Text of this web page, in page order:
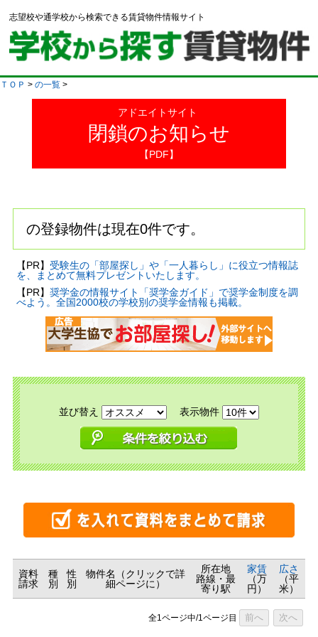
志望校や通学校から検索できる賃貸物件情報サイト
ＴＯＰ > の一覧 >
アドエイトサイト
閉鎖のお知らせ
【PDF】
の登録物件は現在0件です。
【PR】 受験生の「部屋探し」や「一人暮らし」に役立つ情報誌
を、まとめて無料プレゼントいたします。
【PR】 奨学金の情報サイト「奨学金ガイド」で奨学金制度を調
べよう。全国2000校の学校別の奨学金情報も掲載。
並び替え 表示物件
資料
請求
種
別
性
別
物件名（クリックで詳
細ページに）
所在地
路線・最
寄り駅
家賃
（万
円）
広さ
（平
米）
全1ページ中/1ページ目 前へ 次へ